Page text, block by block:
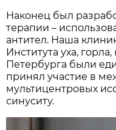
Наконец был
терапии –
антител. Наша
Института уха,
Петербурга были
принял участие в
мультицентровых
синуситу.